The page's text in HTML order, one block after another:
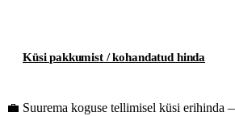
Küsi pakkumist / kohandatud hinda
💼 Suurema koguse tellimisel küsi erihinda